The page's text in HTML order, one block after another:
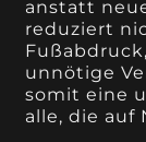
anstatt
reduziert
unnötige
somit eine
alle, die auf